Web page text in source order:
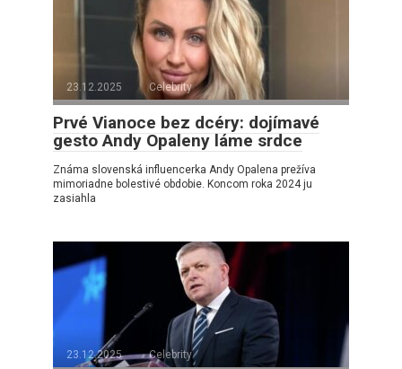
23.12.2025 Celebrity
Prvé Vianoce bez dcéry: dojímavé
gesto Andy Opaleny láme srdce
Známa slovenská influencerka Andy Opalena prežíva
mimoriadne bolestivé obdobie. Koncom roka 2024 ju
zasiahla
23.12.2025 Celebrity